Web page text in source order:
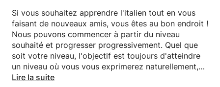
Si vous souhaitez apprendre l'italien tout en vous
faisant de nouveaux amis, vous êtes au bon endroit !
Nous pouvons commencer à partir du niveau
souhaité et progresser progressivement. Quel que
soit votre niveau, l'objectif est toujours d'atteindre
un niveau où vous vous exprimerez naturellement,
même avec des connaissances et un vocabulaire de
Lire la suite